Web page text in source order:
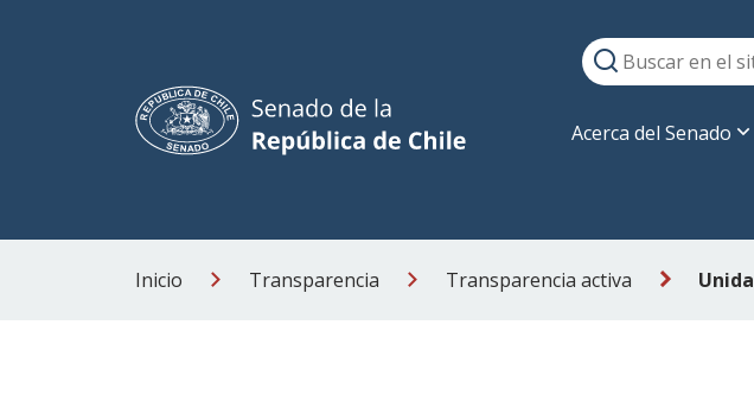
Acerca del Senado
Inicio Transparencia Transparencia activa